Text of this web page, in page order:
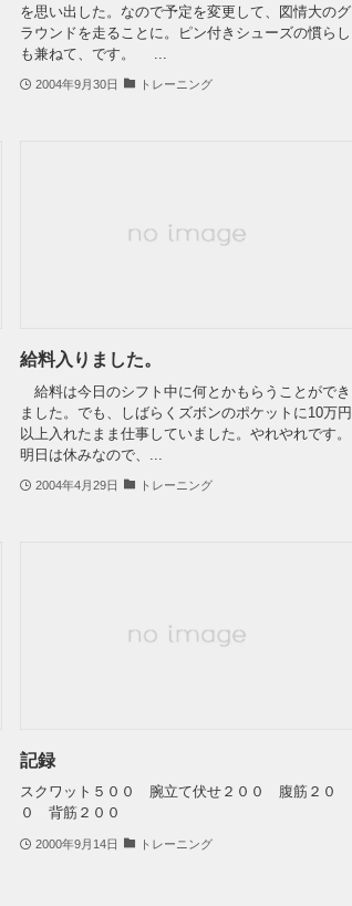
を思い出した。なので予定を変更して、図情大のグ
ラウンドを走ることに。ピン付きシューズの慣らし
も兼ねて、です。 ...
2004年9月30日 トレーニング
給料入りました。
給料は今日のシフト中に何とかもらうことができ
ました。でも、しばらくズボンのポケットに10万円
以上入れたまま仕事していました。やれやれです。
明日は休みなので、...
2004年4月29日 トレーニング
記録
スクワット５００ 腕立て伏せ２００ 腹筋２０
０ 背筋２００
2000年9月14日 トレーニング